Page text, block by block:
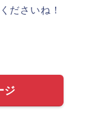
ださいね！
ジ